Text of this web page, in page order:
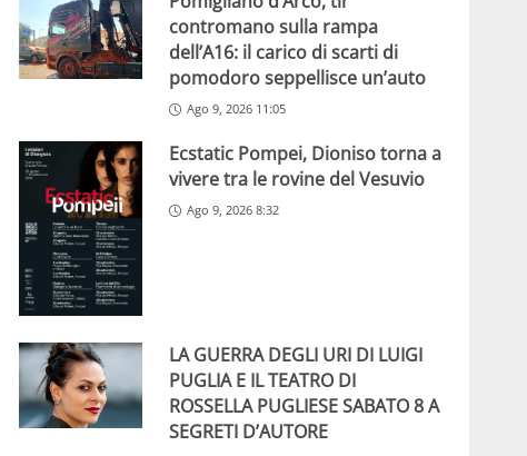
contromano sulla rampa
dell’A16: il carico di scarti di
pomodoro seppellisce un’auto
Ago 9, 2026 11:05
Ecstatic Pompei, Dioniso torna a
vivere tra le rovine del Vesuvio
Ago 9, 2026 8:32
LA GUERRA DEGLI URI DI LUIGI
PUGLIA E IL TEATRO DI
ROSSELLA PUGLIESE SABATO 8 A
SEGRETI D’AUTORE